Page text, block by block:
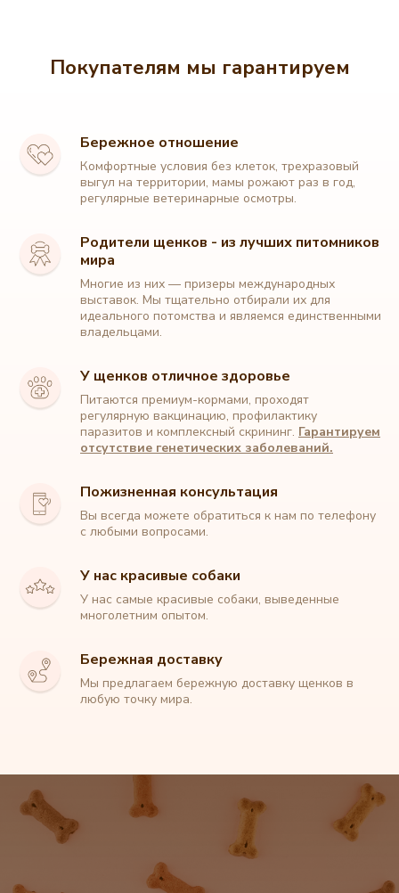
Покупателям мы гарантируем
Бережное отношение
Комфортные условия без клеток, трехразовый
выгул на территории, мамы рожают раз в год,
регулярные ветеринарные осмотры.
Родители щенков - из лучших питомников
мира
Многие из них — призеры международных
выставок. Мы тщательно отбирали их для
идеального потомства и являемся единственными
владельцами.
У щенков отличное здоровье
Питаются премиум-кормами, проходят
регулярную вакцинацию, профилактику
паразитов и комплексный скрининг. Гарантируем
отсутствие генетических заболеваний.
Пожизненная консультация
Вы всегда можете обратиться к нам по телефону
с любыми вопросами.
У нас красивые собаки
У нас самые красивые собаки, выведенные
многолетним опытом.
Бережная доставку
Мы предлагаем бережную доставку щенков в
любую точку мира.
+7 (912) 329 90 22
Питомник собак породы Мальтипу
О породе
Каталог щенков
Доставка щенков